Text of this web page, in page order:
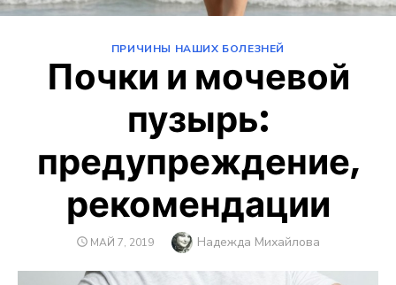
ПРИЧИНЫ НАШИХ БОЛЕЗНЕЙ
Почки и мочевой
пузырь:
предупреждение,
рекомендации
ОПУБЛИКОВАНО
МАЙ 7, 2019 Автор
Надежда Михайлова